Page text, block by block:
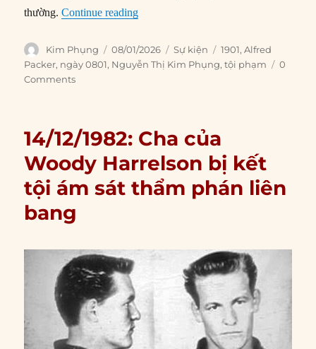
thường.Continue reading“08/01/1901 “Kẻ ăn thịt người
Author
Kim Phụng
Posted
on
08/01/2026 Categories
Sự kiện Tags
1901,Alfred
Packer, ngày 0801, Nguyễn Thị Kim Phụng,tội phạm
0
Comments
14/12/1982: Cha của
Woody Harrelson bị kết
tội ám sát thẩm phán liên
bang